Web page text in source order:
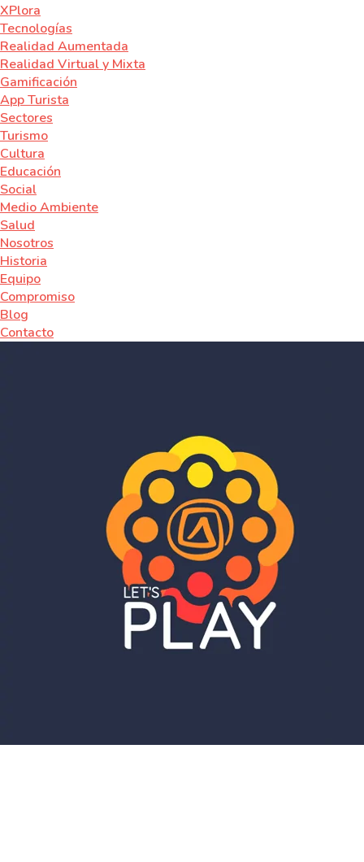
XPlora
Tecnologías
Realidad Aumentada
Realidad Virtual y Mixta
Gamificación
App Turista
Sectores
Turismo
Cultura
Educación
Social
Medio Ambiente
Salud
Nosotros
Historia
Equipo
Compromiso
Blog
Contacto